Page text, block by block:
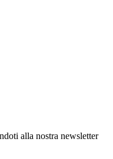
alla nostra newsletter